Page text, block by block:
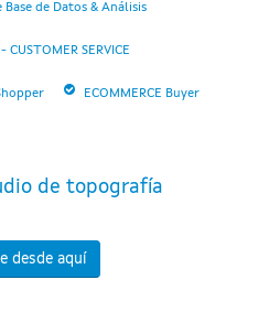
de Datos & Análisis
CUSTOMER SERVICE
ECOMMERCE Buyer
de topografía
desde aquí